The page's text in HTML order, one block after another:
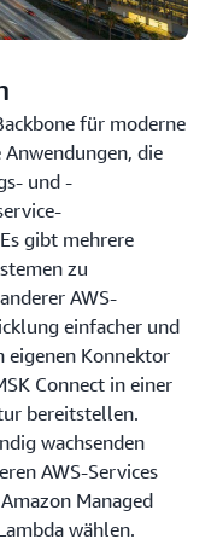
für moderne
die
und -
gibt mehrere
zu
AWS-
einfacher und
eigenen Konnektor
Connect in einer
bereitstellen.
wachsenden
AWS-Services
Managed
wählen.